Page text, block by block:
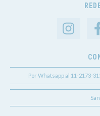
Por Whatsapp al 11-2173-